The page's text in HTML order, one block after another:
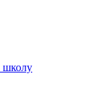
школу